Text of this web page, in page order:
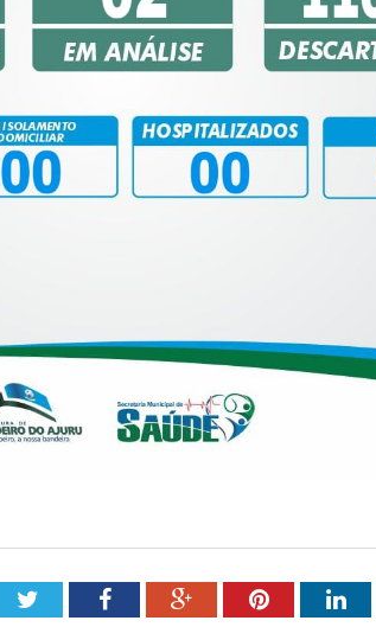
TwitterFacebookGoogle+Pinterest